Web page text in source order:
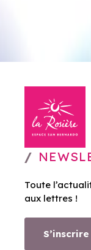
Toute
aux lettres !